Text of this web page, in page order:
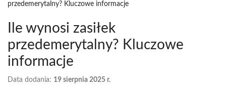
przedemerytalny? Kluczowe informacje
Ile wynosi zasiłek
przedemerytalny? Kluczowe
informacje
Data dodania: 19 sierpnia 2025 r.